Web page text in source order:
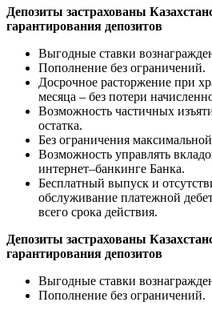
Депозиты застрахованы
гарантирования депозитов
Выгодные ставки
Пополнение без ограничений.
Досрочное расторжение при
месяца – без потери
Возможность частичных
остатка.
Без ограничения
Возможность управлять
интернет–банкинге Банка.
Бесплатный выпуск и
обслуживание платежной
всего срока действия.
Депозиты застрахованы
гарантирования депозитов
Выгодные ставки
Пополнение без ограничений.